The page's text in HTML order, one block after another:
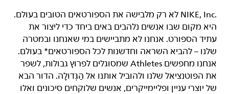
NIKE, Inc.‎ לא רק מלבישה את הספורטאים הטובים בעולם.
היא מקום שבו אנשים נלהבים באים ביחד כדי ליצור את
עתיד הספורט. אנחנו לא מתביישים במי שאנחנו ובמטרה
שלנו – להביא השראה וחדשנות לכל הספורטאים* בעולם.
אנחנו מחפשים Athletes שמסוגלים לפרוץ גבולות, לשפר
את הפוטנציאל שלנו ולהוביל אותנו אל הַגְּדוּלָה. הדור הבא
של יוצרי עניין ופליימייקרים, אנשים שלוקחים סיכונים ואלו